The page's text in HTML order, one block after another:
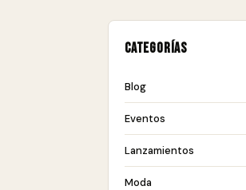
Categorías
Blog
Eventos
Lanzamientos
Moda